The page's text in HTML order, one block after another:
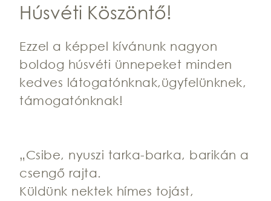
Húsvéti Köszöntő!
Ezzel a képpel kívánunk nagyon
boldog húsvéti ünnepeket minden
kedves látogatónknak,ügyfelünknek,
támogatónknak!
„Csibe, nyuszi tarka-barka, barikán a
csengő rajta.
Küldünk nektek hímes tojást,